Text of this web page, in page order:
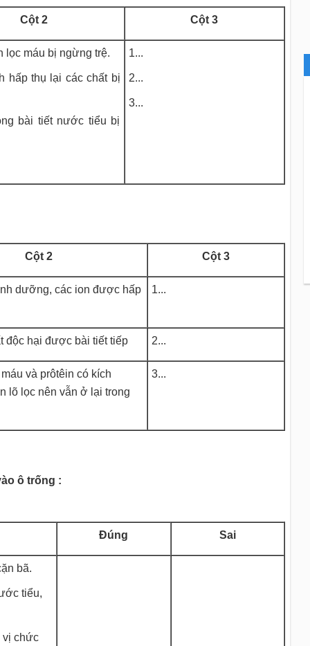
Cột 2 Cột 3
lọc máu bị ngừng trệ.
hấp thụ lại các chất bị
bài tiết nước tiểu bị
1...
2...
3...
Cột 2 Cột 3
dưỡng, các ion được hấp 1...
độc hại được bài tiết tiếp 2...
và prôtêin có kích
lõ lọc nên vẫn ở lại trong
3...
ô trống :
Đúng Sai
bã.
tiểu,
vị chức